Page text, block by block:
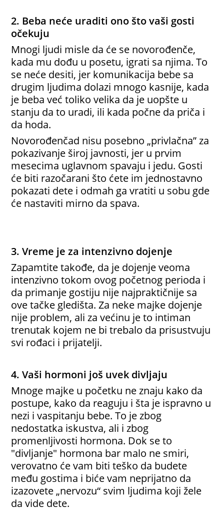
2. Beba neće uraditi ono što vaši gosti
očekuju
Mnogi ljudi misle da će se novorođenče,
kada mu dođu u posetu, igrati sa njima. To
se neće desiti, jer komunikacija bebe sa
drugim ljudima dolazi mnogo kasnije, kada
je beba već toliko velika da je uopšte u
stanju da to uradi, ili kada počne da priča i
da hoda.
Novorođenčad nisu posebno „privlačna” za
pokazivanje široj javnosti, jer u prvim
mesecima uglavnom spavaju i jedu. Gosti
će biti razočarani što ćete im jednostavno
pokazati dete i odmah ga vratiti u sobu gde
će nastaviti mirno da spava.
3. Vreme je za intenzivno dojenje
Zapamtite takođe, da je dojenje veoma
intenzivno tokom ovog početnog perioda i
da primanje gostiju nije najpraktičnije sa
ove tačke gledišta. Za neke majke dojenje
nije problem, ali za većinu je to intiman
trenutak kojem ne bi trebalo da prisustvuju
svi rođaci i prijatelji.
4. Vaši hormoni još uvek divljaju
Mnoge majke u početku ne znaju kako da
postupe, kako da reaguju i šta je ispravno u
nezi i vaspitanju bebe. To je zbog
nedostatka iskustva, ali i zbog
promenljivosti hormona. Dok se to
"divljanje" hormona bar malo ne smiri,
verovatno će vam biti teško da budete
među gostima i biće vam neprijatno da
izazovete „nervozu“ svim ljudima koji žele
da vide dete.